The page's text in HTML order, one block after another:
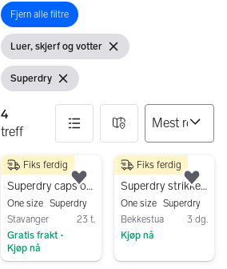
Åpne filter
Fjern alle filtre
Vis filter
Luer, skjerf og votter Fjern filter
Vis filter
Superdry Fjern filter
4
treff
4 resultater
50 kr
Superdry caps one size rosa
One size Superdry
Stavanger
23 t.
Gratis frakt •
Kjøp nå
Fiks ferdig
Legg til som favoritt.
120 kr
Superdry strikket lue for dame/jente, dusty pink
One size Superdry
Bekkestua
3 dg.
Kjøp nå
Fiks ferdig
Gå til annonsen